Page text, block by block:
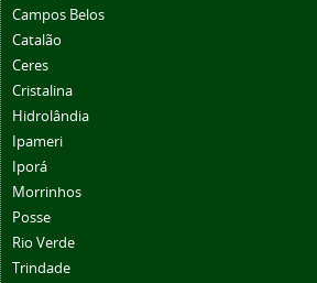
Campos Belos
Catalão
Ceres
Cristalina
Hidrolândia
Ipameri
Iporá
Morrinhos
Posse
Rio Verde
Trindade